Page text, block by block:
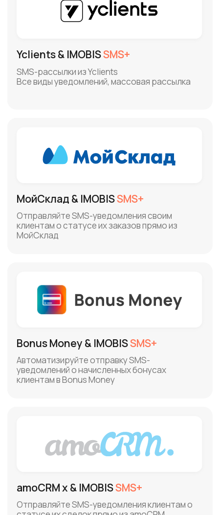
сотрудников в Rubitime
Rubitime & IMOBISSMS+
Отправляйте SMS-уведомления клиентам о
статусе их сделок прямо из amoCRM
Автоматизируйте отправку SMS-
Bonus Money & IMOBISSMS+
Авторассылки всех уведомлений Yclients.
Готовые боты для FAQ, визитов/отзывов,
конструктор чат-ботов. Все чаты в 1